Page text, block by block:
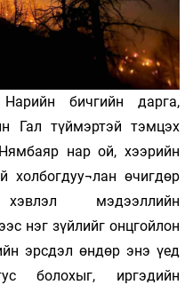
бичгийн дарга,
Гал түймэртэй тэмцэх
нар ой, хээрийн
холбогдуу¬лан өчигдөр
мэдээллийн
нэг зүйлийг онцгойлон
эрсдэл өндөр энэ үед
болохыг, иргэдийн